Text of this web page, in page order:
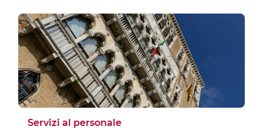
Servizi al personale